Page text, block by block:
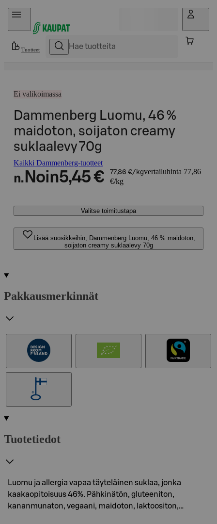
Hyppää sisältöön
Tuotteet
Ei valikoimassa
Dammenberg Luomu, 46 %
maidoton, soijaton creamy
suklaalevy 70g
Kaikki Dammenberg-tuotteet
n. Noin5,45 € 77,86 €/kgvertailuhinta 77,86
€/kg
Valitse toimitustapa
Lisää suosikkeihin, Dammenberg Luomu, 46 % maidoton,
soijaton creamy suklaalevy 70g
Pakkausmerkinnät
Tuotetiedot
Luomu ja allergia vapaa täyteläinen suklaa, jonka
kaakaopitoisuus 46%. Pähkinätön, gluteeniton,
kananmunaton, vegaani, maidoton, laktoositon,…